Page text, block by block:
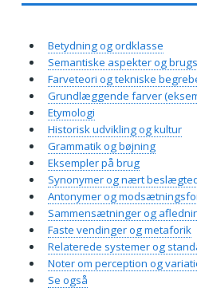
Betydning og ordklasse
Semantiske aspekter og
Farveteori og tekniske
Grundlæggende farver
Etymologi
Historisk udvikling og kultur
Grammatik og bøjning
Eksempler på brug
Synonymer og nært
Antonymer og
Sammensætninger og
Faste vendinger og metaforik
Relaterede systemer og
Noter om perception og
Se også